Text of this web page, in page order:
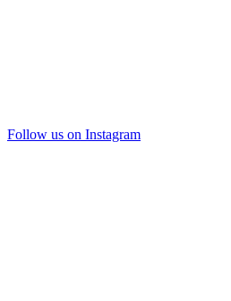
Follow us on Instagram